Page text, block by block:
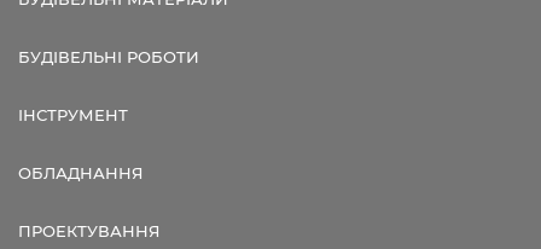
БУДІВЕЛЬНІ РОБОТИ
ІНСТРУМЕНТ
ОБЛАДНАННЯ
ПРОЕКТУВАННЯ